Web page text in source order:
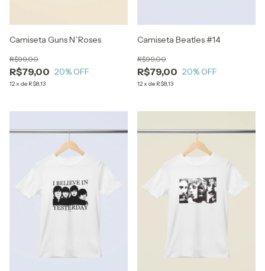
Camiseta Guns N`Roses
R$79,00
R$99,00
20% OFF
12x de R$8,13
Camiseta Beatles #14
R$79,00
R$99,00
20% OFF
12x de R$8,13